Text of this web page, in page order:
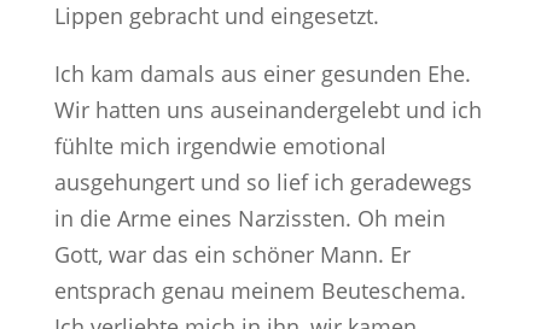
Lippen gebracht und eingesetzt.
Ich kam damals aus einer gesunden Ehe.
Wir hatten uns auseinandergelebt und ich
fühlte mich irgendwie emotional
ausgehungert und so lief ich geradewegs
in die Arme eines Narzissten. Oh mein
Gott, war das ein schöner Mann. Er
entsprach genau meinem Beuteschema.